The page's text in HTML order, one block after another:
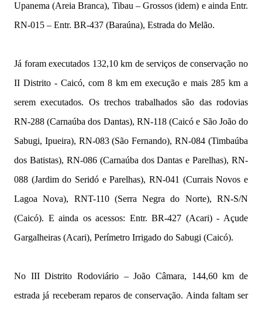
Upanema (Areia Branca), Tibau – Grossos (idem) e ainda Entr.
RN-015 – Entr. BR-437 (Baraúna), Estrada do Melão.
Já foram executados 132,10 km de serviços de conservação no
II Distrito - Caicó, com 8 km em execução e mais 285 km a
serem executados. Os trechos trabalhados são das rodovias
RN-288 (Carnaúba dos Dantas), RN-118 (Caicó e São João do
Sabugi, Ipueira), RN-083 (São Fernando), RN-084 (Timbaúba
dos Batistas), RN-086 (Carnaúba dos Dantas e Parelhas), RN-
088 (Jardim do Seridó e Parelhas), RN-041 (Currais Novos e
Lagoa Nova), RNT-110 (Serra Negra do Norte), RN-S/N
(Caicó). E ainda os acessos: Entr. BR-427 (Acari) - Açude
Gargalheiras (Acari), Perímetro Irrigado do Sabugi (Caicó).
No III Distrito Rodoviário – João Câmara, 144,60 km de
estrada já receberam reparos de conservação. Ainda faltam ser